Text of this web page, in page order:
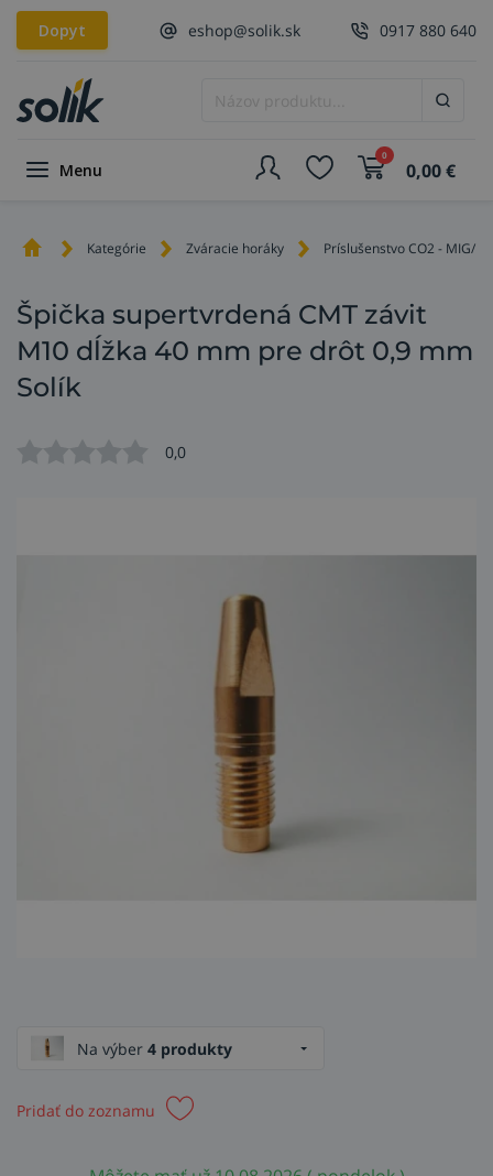
Dopyt eshop@solik.sk 0917 880 640
Menu
0
0,00€
Kategórie Zváracie horáky Príslušenstvo CO2 - MIG/
Špička supertvrdená CMT závit
M10 dĺžka 40 mm pre drôt 0,9 mm
Solík
0,0
Na výber 4 produkty
Pridať do zoznamu